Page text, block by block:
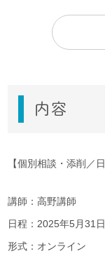
内容
【個別相談・添削／
講師：高野講師
日程：2025年5月31
形式：オンライン